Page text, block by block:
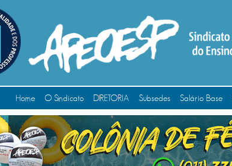
Home O Sindicato DIRETORIA Subsedes Salário Base